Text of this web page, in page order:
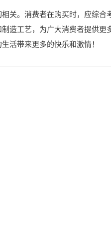
关。消费者在购买时，应综
造工艺，为广大消费者提供
活带来更多的快乐和激情！